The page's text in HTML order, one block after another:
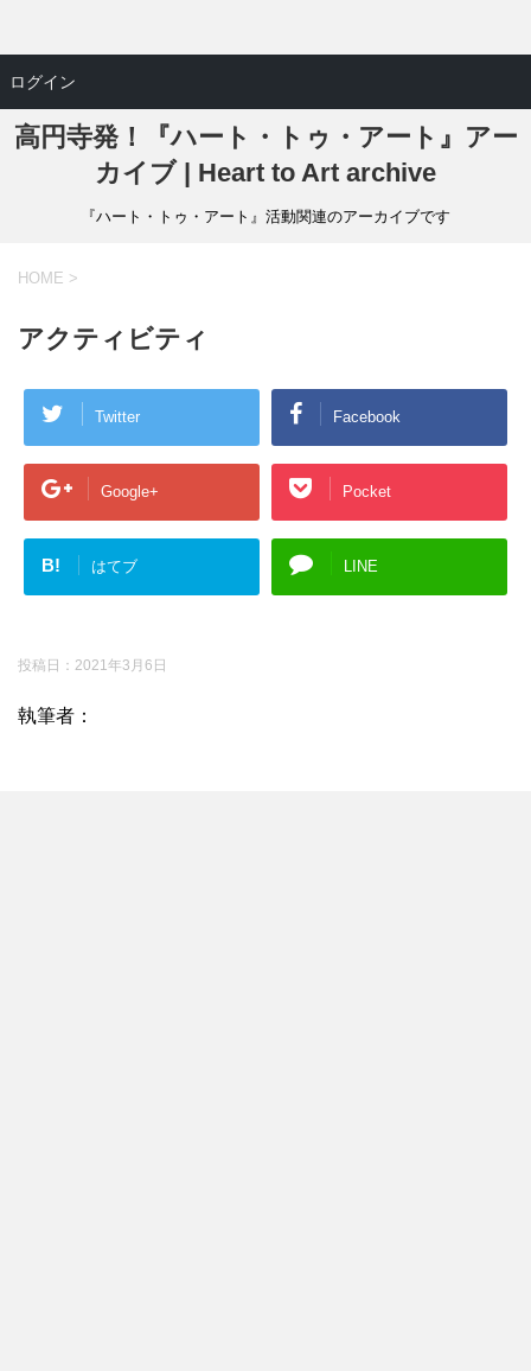
高円寺発！『ハート・トゥ・アート』アー
カイブ | Heart to Art archive
『ハート・トゥ・アート』活動関連のアーカイブです
HOME >
アクティビティ
Twitter Facebook
Google+ Pocket
B! はてブ LINE
投稿日： 2021年3月6日
執筆者：
ログイン